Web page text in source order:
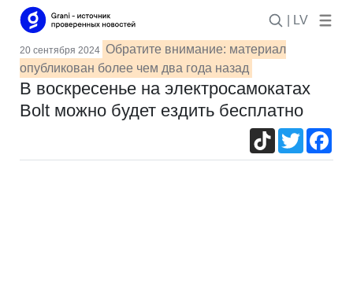
| LV
20 сентября 2024 Обратите внимание: материал
опубликован более чем два года назад
В воскресенье на электросамокатах
Bolt можно будет ездить бесплатно
TikTokTwitter